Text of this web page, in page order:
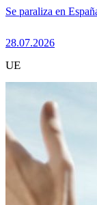
Se paraliza en
28.07.2026
UE